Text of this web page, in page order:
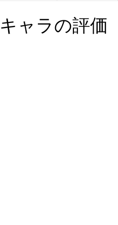
ャラの評価